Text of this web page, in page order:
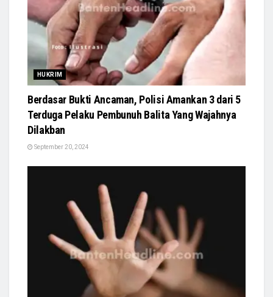
HUKRIM
Berdasar Bukti Ancaman, Polisi Amankan 3 dari 5
Terduga Pelaku Pembunuh Balita Yang Wajahnya
Dilakban
September 20, 2024